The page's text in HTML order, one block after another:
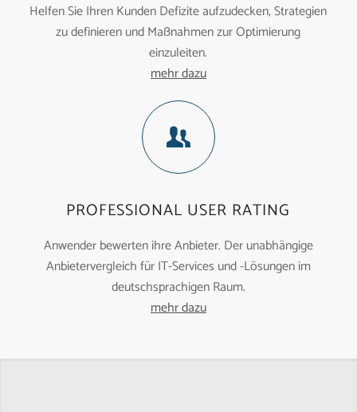
Helfen Sie Ihren Kunden Defizite aufzudecken, Strategien
zu definieren und Maßnahmen zur Optimierung
einzuleiten.
mehr dazu
PROFESSIONAL USER RATING
Anwender bewerten ihre Anbieter. Der unabhängige
Anbietervergleich für IT-Services und -Lösungen im
deutschsprachigen Raum.
mehr dazu